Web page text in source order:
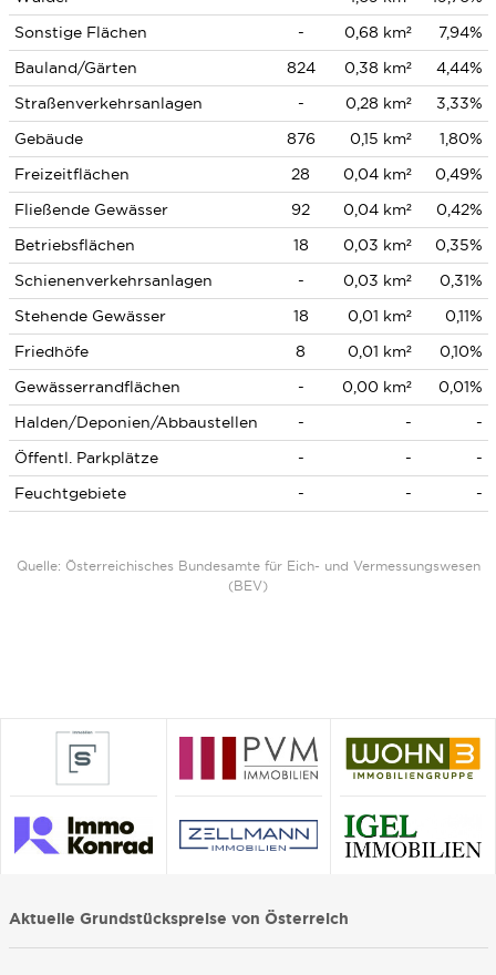
Sonstige Flächen
- 0,68 km²
7,94%
Bauland/Gärten
824 0,38 km²
4,44%
Straßenverkehrsanlagen
- 0,28 km²
3,33%
Gebäude
876 0,15 km²
1,80%
Freizeitflächen
28 0,04 km²
0,49%
Fließende Gewässer
92 0,04 km²
0,42%
Betriebsflächen
18 0,03 km²
0,35%
Schienenverkehrsanlagen
- 0,03 km²
0,31%
Stehende Gewässer
18 0,01 km²
0,11%
Friedhöfe
8 0,01 km²
0,10%
Gewässerrandflächen
- 0,00 km²
0,01%
Halden/Deponien/Abbaustellen
- -
-
Öffentl. Parkplätze
- -
-
Feuchtgebiete
- - -
Quelle: Österreichisches Bundesamte für Eich- und Vermessungswesen
(BEV)
Aktuelle Grundstückspreise von Österreich